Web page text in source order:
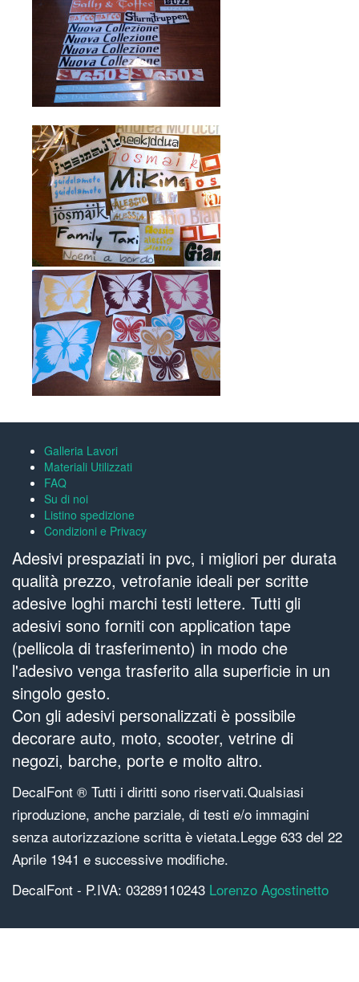
Galleria Lavori
Materiali Utilizzati
FAQ
Su di noi
Listino spedizione
Condizioni e Privacy
Adesivi prespaziati in pvc, i migliori per durata
qualità prezzo, vetrofanie ideali per scritte
adesive loghi marchi testi lettere. Tutti gli
adesivi sono forniti con application tape
(pellicola di trasferimento) in modo che
l'adesivo venga trasferito alla superficie in un
singolo gesto.
Con gli adesivi personalizzati è possibile
decorare auto, moto, scooter, vetrine di
negozi, barche, porte e molto altro.
DecalFont ® Tutti i diritti sono riservati.Qualsiasi
riproduzione, anche parziale, di testi e/o immagini
senza autorizzazione scritta è vietata.Legge 633 del 22
Aprile 1941 e successive modifiche.
DecalFont - P.IVA: 03289110243 Lorenzo Agostinetto